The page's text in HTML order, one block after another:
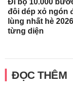
đôi dép xỏ ngón
lùng nhất hè
từng diện
ĐỌC THÊM